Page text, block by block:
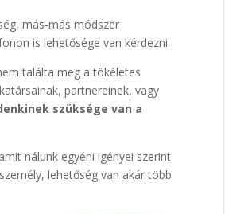
más-más módszer
is lehetősége van kérdezni.
találta meg a tökéletes
partnereinek, vagy
szüksége van a
nálunk egyéni igényei szerint
lehetőség van akár több